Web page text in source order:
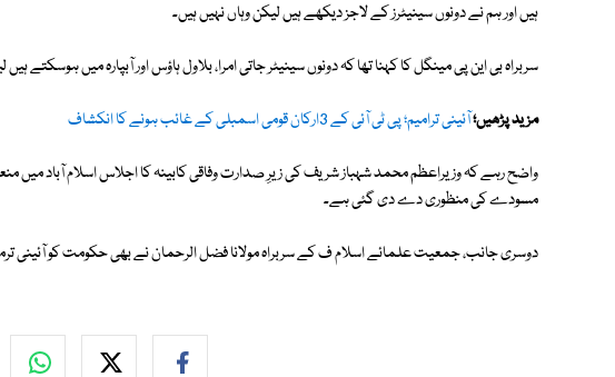
ہیں اور ہم نے دونوں سینیٹرز کے لاجز دیکھے ہیں لیکن وہاں نہیں ہیں۔
سربراہ بی این پی مینگل کا کہنا تھا کہ دونوں سینیٹر جاتی امرا، بلاول ہاؤس اور آبپارہ میں ہوسکتے
مزید پڑھیں؛آئینی ترامیم؛ پی ٹی آئی کے 3ارکان قومی اسمبلی کے غائب ہونے کا انکشاف
مسودے کی منظوری دے دی گئی ہے۔
دوسری جانب، جمعیت علمائے اسلام ف کے سربراہ مولانا فضل الرحمان نے بھی حکومت کو آئینی